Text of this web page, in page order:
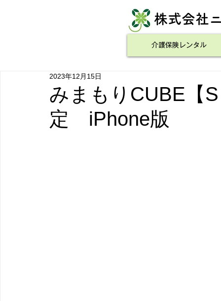
株式会社
介護保険レンタル
みまもりCUBE【
定 iPhone版
2023年12月15日